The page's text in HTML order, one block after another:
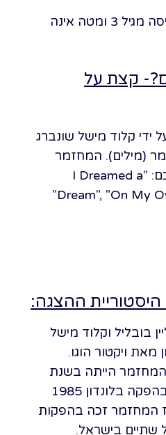
מומלץ לגילאי 7+, הכניסה מגיל 3 ומטה אינה
קצת על
ידי קלוד מישל שונברג
(מילים). המחזמר
מציג שירים רבים מתוכם: "I Dreamed a
Dream", "On My Own", "One Day More"
ההצגה:
בובליל וקלוד מישל
מאת ויקטור הוגו.
הייתה בשנת
1980 בפריז שלוותה בהפקה בלונדון 1985
ב1987 ומאז המחזמר זכה בהפקות
שתיים בישראל.